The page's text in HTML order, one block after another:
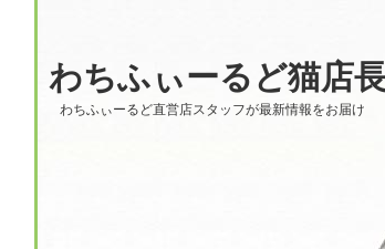
わちふぃーるど猫店
わちふぃーるど直営店スタッフが最新情報をお届け